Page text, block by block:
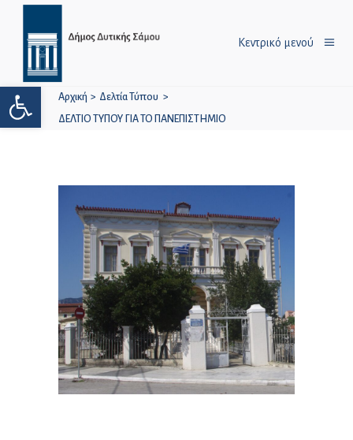
Ανοίξτε τη γραμμή εργαλείων
Κεντρικό μενού
Αρχική > Δελτία Τύπου >
ΔΕΛΤΙΟ ΤΥΠΟΥ ΓΙΑ ΤΟ ΠΑΝΕΠΙΣΤΗΜΙΟ